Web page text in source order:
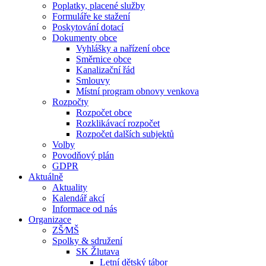
Poplatky, placené služby
Formuláře ke stažení
Poskytování dotací
Dokumenty obce
Vyhlášky a nařízení obce
Směrnice obce
Kanalizační řád
Smlouvy
Místní program obnovy venkova
Rozpočty
Rozpočet obce
Rozklikávací rozpočet
Rozpočet dalších subjektů
Volby
Povodňový plán
GDPR
Aktuálně
Aktuality
Kalendář akcí
Informace od nás
Organizace
ZŠ⁄MŠ
Spolky & sdružení
SK Žlutava
Letní dětský tábor